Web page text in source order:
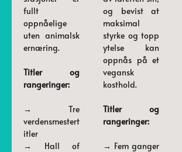
fullt
oppnåelige
uten animalsk
ernæring.
Titler og
rangeringer:
→ Tre
verdensmestert
itler
→ Hall of
og bevist at
maksimal
styrke og topp
ytelse kan
oppnås på et
vegansk
kosthold.
Titler og
rangeringer:
→ Fem ganger